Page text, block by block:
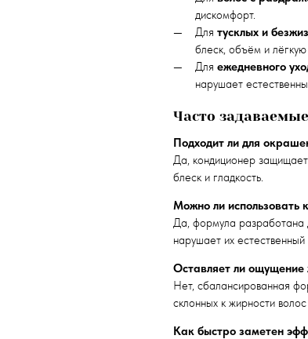
дискомфорт.
Для тусклых и
блеск, объём и
Для ежедневного
нарушает
Часто
Подходит ли для
Да, кондиционер
блеск и гладкость.
Можно ли использовать
Да, формула разработана
нарушает их
Оставляет ли ощущение
Нет, сбалансированная
склонных к жирности
Как быстро заметен